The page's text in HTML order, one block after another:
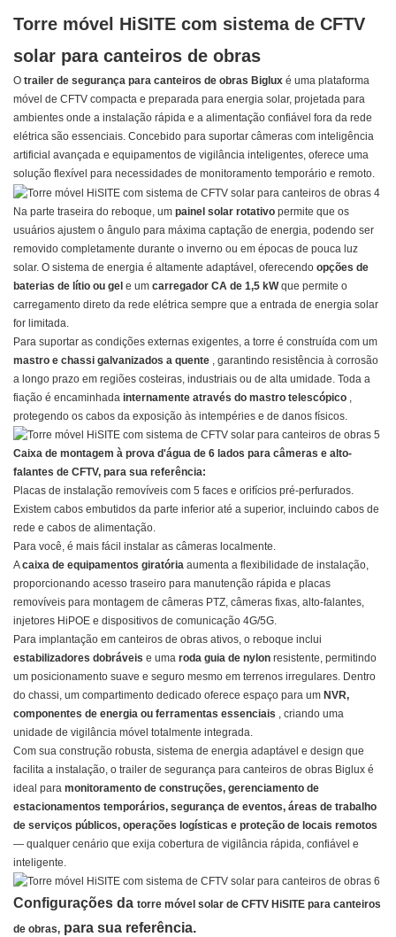
Torre móvel HiSITE com sistema de CFTV
solar para canteiros de obras
O trailer de segurança para canteiros de obras Biglux é uma plataforma
móvel de CFTV compacta e preparada para energia solar, projetada para
ambientes onde a instalação rápida e a alimentação confiável fora da rede
elétrica são essenciais. Concebido para suportar câmeras com inteligência
artificial avançada e equipamentos de vigilância inteligentes, oferece uma
solução flexível para necessidades de monitoramento temporário e remoto.
Na parte traseira do reboque, um painel solar rotativo permite que os
usuários ajustem o ângulo para máxima captação de energia, podendo ser
removido completamente durante o inverno ou em épocas de pouca luz
solar. O sistema de energia é altamente adaptável, oferecendo opções de
baterias de lítio ou gel e um carregador CA de 1,5 kWque permite o
carregamento direto da rede elétrica sempre que a entrada de energia solar
for limitada.
Para suportar as condições externas exigentes, a torre é construída com um
mastro e chassi galvanizados a quente , garantindo resistência à corrosão
a longo prazo em regiões costeiras, industriais ou de alta umidade. Toda a
fiação é encaminhada internamente através do mastro telescópico
protegendo os cabos da exposição às intempéries e de danos físicos.
Caixa de montagem à prova d'água de 6 lados para câmeras e alto-
falantes de CFTV, para sua referência:
Placas de instalação removíveis com 5 faces e orifícios pré-perfurados.
Existem cabos embutidos da parte inferior até a superior, incluindo cabos de
rede e cabos de alimentação.
Para você, é mais fácil instalar as câmeras localmente.
Acaixa de equipamentos giratória aumenta a flexibilidade de instalação,
proporcionando acesso traseiro para manutenção rápida e placas
removíveis para montagem de câmeras PTZ, câmeras fixas, alto-falantes,
injetores HiPOE e dispositivos de comunicação 4G/5G.
Para implantação em canteiros de obras ativos, o reboque inclui
estabilizadores dobráveis ​​e uma roda guia de nylon resistente, permitindo
um posicionamento suave e seguro mesmo em terrenos irregulares. Dentro
do chassi, um compartimento dedicado oferece espaço para um NVR,
componentes de energia ou ferramentas essenciais , criando uma
unidade de vigilância móvel totalmente integrada.
Com sua construção robusta, sistema de energia adaptável e design que
facilita a instalação, o trailer de segurança para canteiros de obras Biglux é
ideal para monitoramento de construções, gerenciamento de
estacionamentos temporários, segurança de eventos, áreas de trabalho
de serviços públicos, operações logísticas e proteção de locais remotos
— qualquer cenário que exija cobertura de vigilância rápida, confiável e
inteligente.
Configurações da torre móvel solar de CFTV HiSITE para canteiros
de obras, para sua referência.